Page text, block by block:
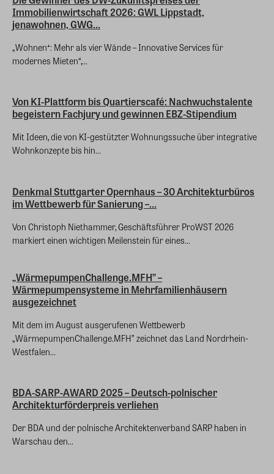
Immobilienwirtschaft 2026: GWL Lippstadt,
jenawohnen, GWG...
„Wohnen⁺: Mehr als vier Wände – Innovative Services für
modernes Mieten“,...
Von KI-Plattform bis Quartierscafé: Nachwuchstalente
begeistern Fachjury und gewinnen EBZ-Stipendium
Mit Ideen, die von KI-gestützter Wohnungssuche über integrative
Wohnkonzepte bis hin...
Denkmal Stuttgarter Opernhaus – 30 Architekturbüros
im Wettbewerb für Sanierung –...
Von Christoph Niethammer, Geschäftsführer ProWST 2026
markiert einen wichtigen Meilenstein für eines...
„WärmepumpenChallenge.MFH” –
Wärmepumpensysteme in Mehrfamilienhäusern
ausgezeichnet
Mit dem im August ausgerufenen Wettbewerb
„WärmepumpenChallenge.MFH” zeichnet das Land Nordrhein-
Westfalen...
BDA-SARP-AWARD 2025 – Deutsch-polnischer
Architekturförderpreis verliehen
Der BDA und der polnische Architektenverband SARP haben in
Warschau den...